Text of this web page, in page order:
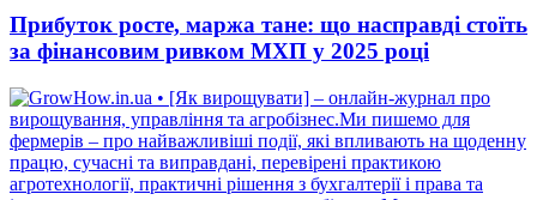
Прибуток росте, маржа тане: що насправді стоїть
за фінансовим ривком МХП у 2025 році